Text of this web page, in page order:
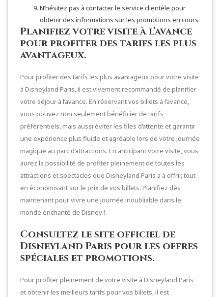
N’hésitez pas à contacter le service clientèle pour
obtenir des informations sur les promotions en cours.
Planifiez votre visite à l’avance
pour profiter des tarifs les plus
avantageux.
Pour profiter des tarifs les plus avantageux pour votre visite
à Disneyland Paris, il est vivement recommandé de planifier
votre séjour à l’avance. En réservant vos billets à l’avance,
vous pouvez non seulement bénéficier de tarifs
préférentiels, mais aussi éviter les files d’attente et garantir
une expérience plus fluide et agréable lors de votre journée
magique au parc d’attractions. En anticipant votre visite, vous
aurez la possibilité de profiter pleinement de toutes les
attractions et spectacles que Disneyland Paris a à offrir, tout
en économisant sur le prix de vos billets. Planifiez dès
maintenant pour vivre une journée inoubliable dans le
monde enchanté de Disney !
Consultez le site officiel de
Disneyland Paris pour les offres
spéciales et promotions.
Pour profiter pleinement de votre visite à Disneyland Paris
et obtenir les meilleurs tarifs pour vos billets, il est